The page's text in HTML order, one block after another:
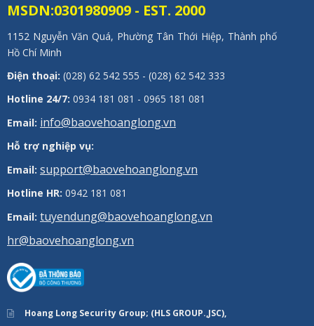
MSDN:0301980909 - EST. 2000
1152 Nguyễn Văn Quá, Phường Tân Thới Hiệp, Thành phố
Hồ Chí Minh
Điện thoại: (028) 62 542 555 - (028) 62 542 333
Hotline 24/7: 0934 181 081 - 0965 181 081
Email: info@baovehoanglong.vn
Hỗ trợ nghiệp vụ:
Email: support@baovehoanglong.vn
Hotline HR: 0942 181 081
Email: tuyendung@baovehoanglong.vn
hr@baovehoanglong.vn
Hoang Long Security Group; (HLS GROUP.,JSC),